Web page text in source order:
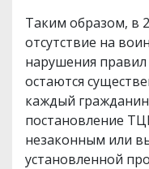
Таким образом, в
отсутствие на
нарушения
остаются
каждый
постановление
незаконным или
установленной